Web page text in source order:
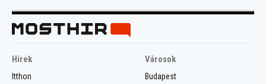
Hírek
Itthon
Városok
Budapest